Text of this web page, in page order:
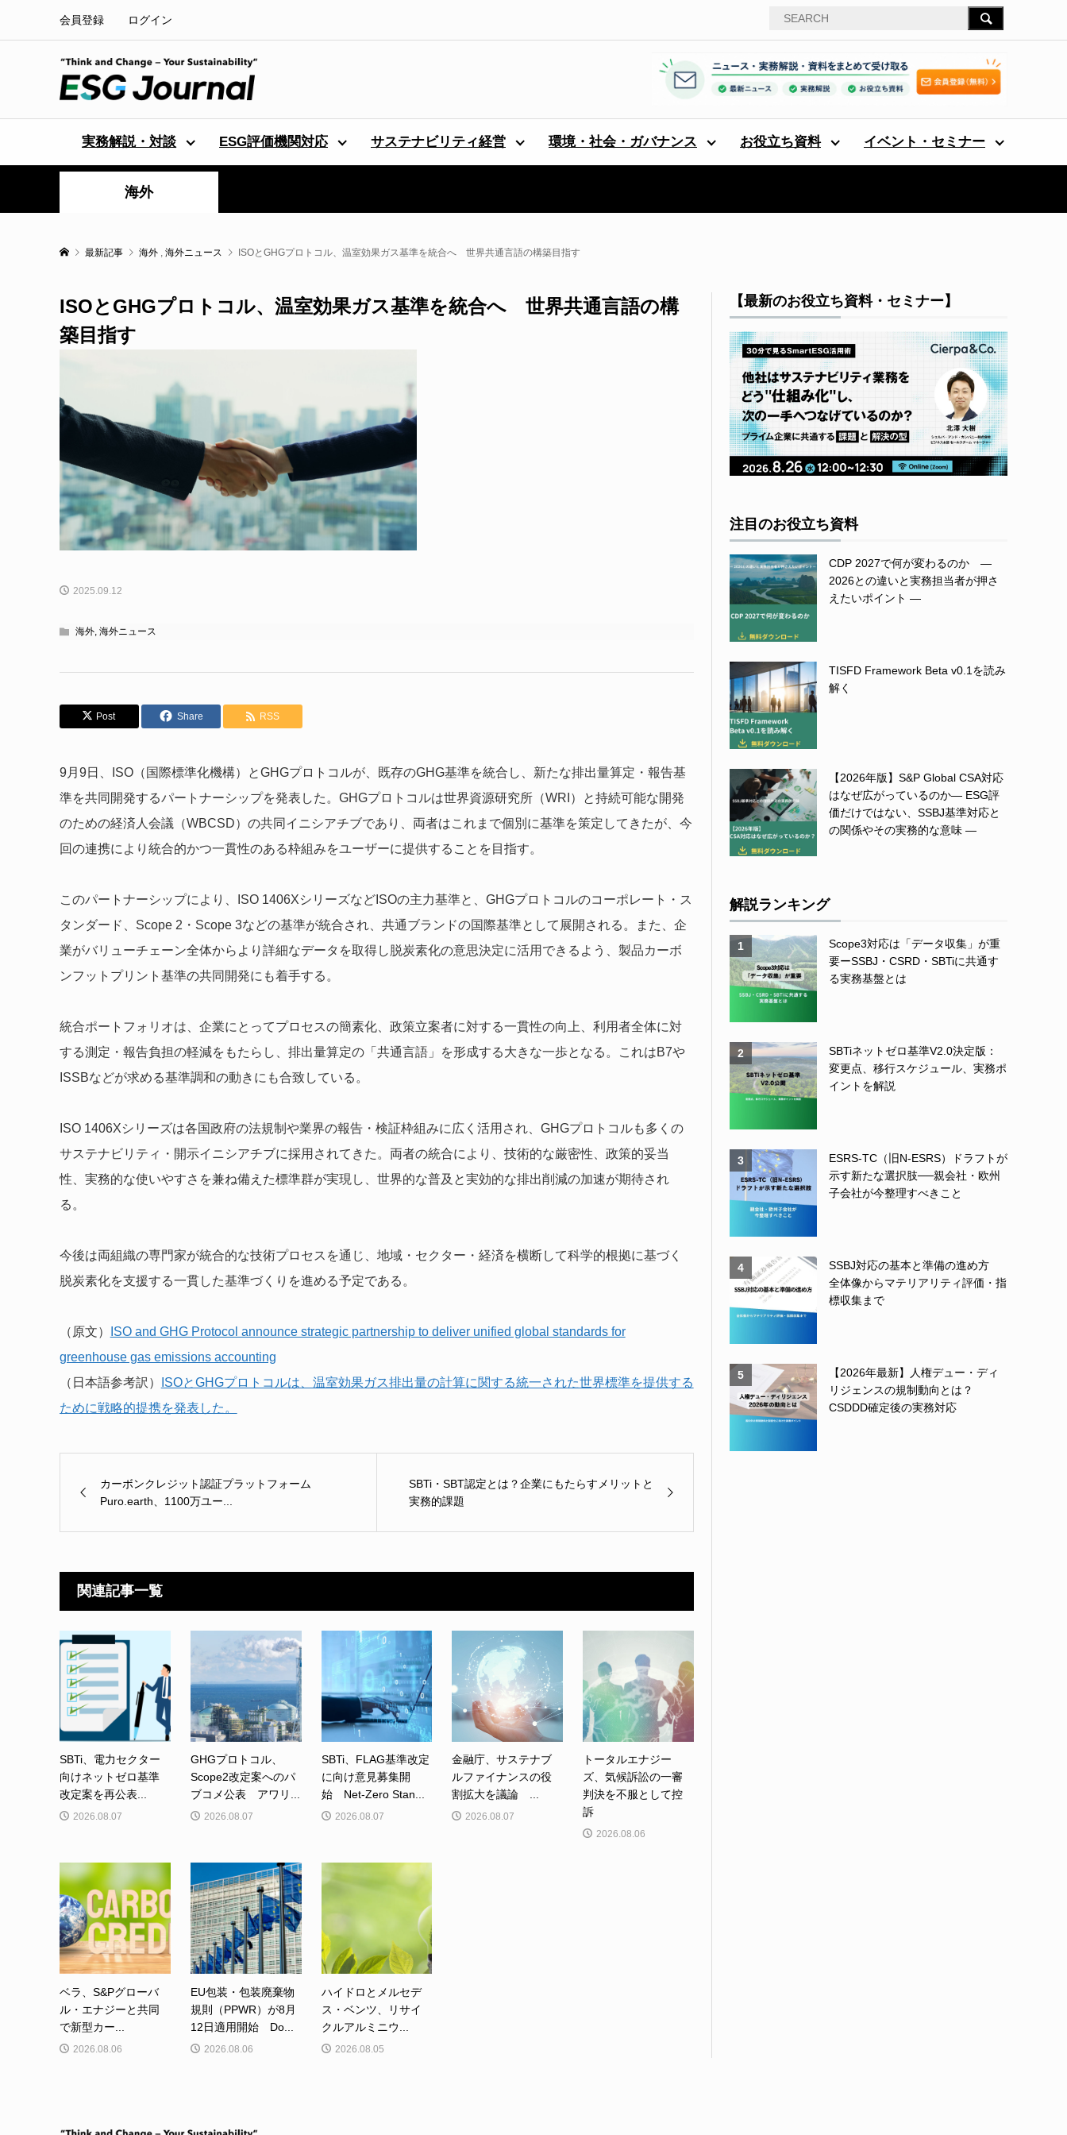
会員登録 ログイン
実務解説・対談 ESG評価機関対応 サステナビリティ経営 環境・社会・ガバナンス お役立ち資料 イベント・セミナー
海外
最新記事 海外 , 海外ニュース ISOとGHGプロトコル、温室効果ガス基準を統合へ 世界共通言語の構築目指す
ISOとGHGプロトコル、温室効果ガス基準を統合へ 世界共通言語の構
築目指す
2025.09.12
海外, 海外ニュース
Post Share RSS
9月9日、ISO（国際標準化機構）とGHGプロトコルが、既存のGHG基準を統合し、新たな排出量算定・報告基
準を共同開発するパートナーシップを発表した。GHGプロトコルは世界資源研究所（WRI）と持続可能な開発
のための経済人会議（WBCSD）の共同イニシアチブであり、両者はこれまで個別に基準を策定してきたが、今
回の連携により統合的かつ一貫性のある枠組みをユーザーに提供することを目指す。
このパートナーシップにより、ISO 1406XシリーズなどISOの主力基準と、GHGプロトコルのコーポレート・ス
タンダード、Scope 2・Scope 3などの基準が統合され、共通ブランドの国際基準として展開される。また、企
業がバリューチェーン全体からより詳細なデータを取得し脱炭素化の意思決定に活用できるよう、製品カーボ
ンフットプリント基準の共同開発にも着手する。
統合ポートフォリオは、企業にとってプロセスの簡素化、政策立案者に対する一貫性の向上、利用者全体に対
する測定・報告負担の軽減をもたらし、排出量算定の「共通言語」を形成する大きな一歩となる。これはB7や
ISSBなどが求める基準調和の動きにも合致している。
ISO 1406Xシリーズは各国政府の法規制や業界の報告・検証枠組みに広く活用され、GHGプロトコルも多くの
サステナビリティ・開示イニシアチブに採用されてきた。両者の統合により、技術的な厳密性、政策的妥当
性、実務的な使いやすさを兼ね備えた標準群が実現し、世界的な普及と実効的な排出削減の加速が期待され
る。
今後は両組織の専門家が統合的な技術プロセスを通じ、地域・セクター・経済を横断して科学的根拠に基づく
脱炭素化を支援する一貫した基準づくりを進める予定である。
（原文）
ISO and GHG Protocol announce strategic partnership to deliver unified global standards for
greenhouse gas emissions accounting
（日本語参考訳）
ISOとGHGプロトコルは、温室効果ガス排出量の計算に関する統一された世界標準を提供する
ために戦略的提携を発表した。
カーボンクレジット認証プラットフォーム
Puro.earth、1100万ユー...
SBTi・SBT認定とは？企業にもたらすメリットと
実務的課題
関連記事一覧
SBTi、電力セクター
向けネットゼロ基準
改定案を再公表...
2026.08.07
GHGプロトコル、
Scope2改定案へのパ
ブコメ公表 アワリ...
2026.08.07
SBTi、FLAG基準改定
に向け意見募集開
始 Net-Zero Stan...
2026.08.07
金融庁、サステナブ
ルファイナンスの役
割拡大を議論 ...
2026.08.07
トータルエナジー
ズ、気候訴訟の一審
判決を不服として控
訴
2026.08.06
ベラ、S&Pグローバ
ル・エナジーと共同
で新型カー...
2026.08.06
EU包装・包装廃棄物
規則（PPWR）が8月
12日適用開始 Do...
2026.08.06
ハイドロとメルセデ
ス・ベンツ、リサイ
クルアルミニウ...
2026.08.05
【最新のお役立ち資料・セミナー】
注目のお役立ち資料
CDP 2027で何が変わるのか ―
2026との違いと実務担当者が押さ
えたいポイント ―
TISFD Framework Beta v0.1を読み
解く
【2026年版】S&P Global CSA対応
はなぜ広がっているのか― ESG評
価だけではない、SSBJ基準対応と
の関係やその実務的な意味 ―
解説ランキング
1
Scope3対応は「データ収集」が重
要ーSSBJ・CSRD・SBTiに共通す
る実務基盤とは
2
SBTiネットゼロ基準V2.0決定版：
変更点、移行スケジュール、実務ポ
イントを解説
3
ESRS-TC（旧N-ESRS）ドラフトが
示す新たな選択肢──親会社・欧州
子会社が今整理すべきこと
4
SSBJ対応の基本と準備の進め方
全体像からマテリアリティ評価・指
標収集まで
5
【2026年最新】人権デュー・ディ
リジェンスの規制動向とは？
CSDDD確定後の実務対応